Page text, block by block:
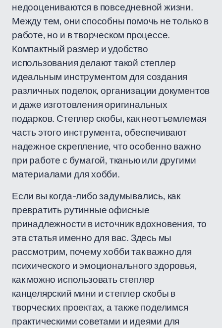
недооцениваются в повседневной жизни.
Между тем, они способны помочь не только в
работе, но и в творческом процессе.
Компактный размер и удобство
использования делают такой степлер
идеальным инструментом для создания
различных поделок, организации документов
и даже изготовления оригинальных
подарков. Степлер скобы, как неотъемлемая
часть этого инструмента, обеспечивают
надежное скрепление, что особенно важно
при работе с бумагой, тканью или другими
материалами для хобби.
Если вы когда-либо задумывались, как
превратить рутинные офисные
принадлежности в источник вдохновения, то
эта статья именно для вас. Здесь мы
рассмотрим, почему хобби так важно для
психического и эмоционального здоровья,
как можно использовать степлер
канцелярский мини и степлер скобы в
творческих проектах, а также поделимся
практическими советами и идеями для